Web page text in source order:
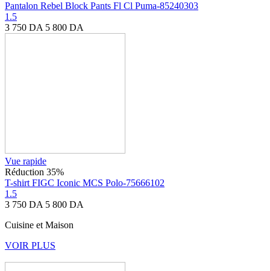
Pantalon Rebel Block Pants Fl Cl Puma-85240303
1.5
3 750 DA 5 800 DA
Vue rapide
Réduction 35%
T-shirt FIGC Iconic MCS Polo-75666102
1.5
3 750 DA 5 800 DA
Cuisine et Maison
VOIR PLUS